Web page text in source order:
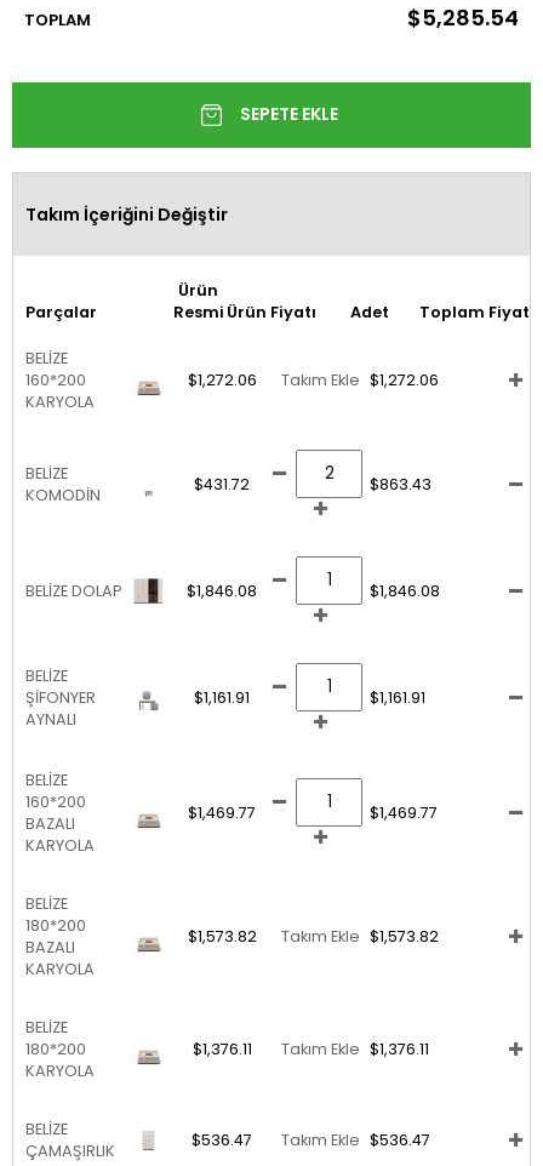
TOPLAM $5,285.54
Takım İçeriğini Değiştir
Parçalar
Ürün
Resmi Ürün Fiyatı Adet Toplam Fiyat
BELİZE
160*200
KARYOLA
$1,272.06 Takım Ekle $1,272.06
BELİZE
KOMODİN
$431.72 $863.43
BELİZE DOLAP $1,846.08 $1,846.08
BELİZE
ŞİFONYER
AYNALI
$1,161.91 $1,161.91
BELİZE
160*200
BAZALI
KARYOLA
$1,469.77 $1,469.77
BELİZE
180*200
BAZALI
KARYOLA
$1,573.82 Takım Ekle $1,573.82
BELİZE
180*200
KARYOLA
$1,376.11 Takım Ekle $1,376.11
BELİZE
ÇAMAŞIRLIK
$536.47 Takım Ekle $536.47